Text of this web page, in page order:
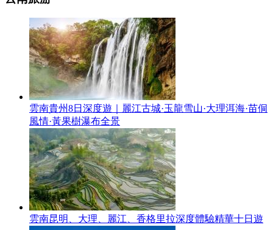
雲南貴州8日深度遊｜麗江古城·玉龍雪山·大理洱海·苗侗
風情·黃果樹瀑布全景
雲南昆明、大理、麗江、香格里拉深度體驗精華十日遊